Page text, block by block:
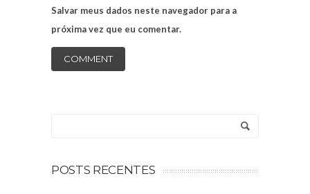
Salvar meus dados neste navegador para a
próxima vez que eu comentar.
POSTS RECENTES